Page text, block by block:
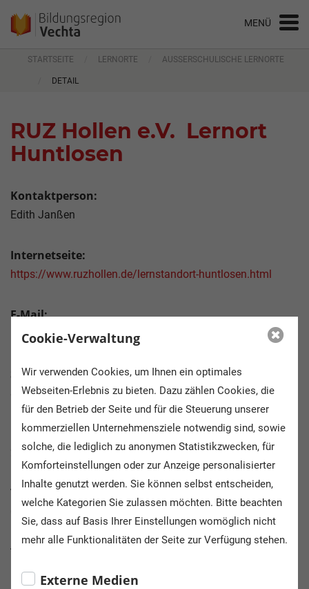
STARTSEITE LERNORTE AUSSERSCHULISCHE LERNORTE
DETAIL
RUZ Hollen e.V.  Lernort
Huntlosen
Kontaktperson:
Edith Janßen
Internetseite:
https://www.ruzhollen.de/lernstandort-huntlosen.html
E-Mail:
lernort.huntlosen@ruzhollen.de
Straße:
Sannumer Straße 3
PLZ / Ort:
26197 Huntlosen
Telefonnummer:
04487 -9978931
Themen:
Umwelt, BNE, MINT, Landwirtschaft,
Cookie-Verwaltung
Wir verwenden Cookies, um Ihnen ein optimales
Webseiten-Erlebnis zu bieten. Dazu zählen Cookies, die
für den Betrieb der Seite und für die Steuerung unserer
kommerziellen Unternehmensziele notwendig sind, sowie
solche, die lediglich zu anonymen Statistikzwecken, für
Komforteinstellungen oder zur Anzeige personalisierter
Inhalte genutzt werden. Sie können selbst entscheiden,
welche Kategorien Sie zulassen möchten. Bitte beachten
Sie, dass auf Basis Ihrer Einstellungen womöglich nicht
mehr alle Funktionalitäten der Seite zur Verfügung stehen.
Externe Medien